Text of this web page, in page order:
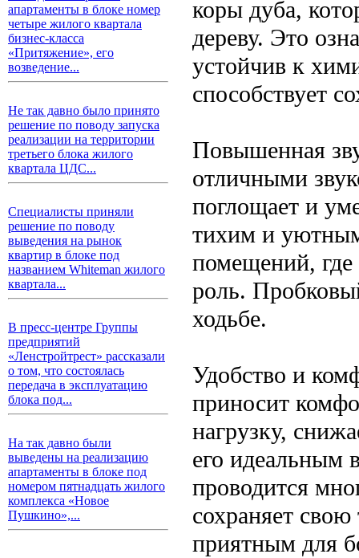
апартаменты в блоке номер
четыре жилого квартала
бизнес-класса
«Притяжение», его
возведение...
Не так давно было принято
решение по поводу запуска
реализации на территории
третьего блока жилого
квартала ЦДС...
Специалисты приняли
решение по поводу
выведения на рынок
квартир в блоке под
названием Whiteman жилого
квартала...
В пресс-центре Группы
предприятий
«Ленстройтрест» рассказали
о том, что состоялась
передача в эксплуатацию
блока под...
На так давно были
выведены на реализацию
апартаменты в блоке под
номером пятнадцать жилого
комплекса «Новое
Пушкино»,...
коры дуба,
дереву. Это
устойчив к
способствует
Повышенная
отличными
поглощает и
тихим и
помещений, где
роль.
ходьбе.
Удобство и
приносит
нагрузку,
его идеальным
проводится
сохраняет
приятным для